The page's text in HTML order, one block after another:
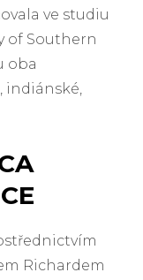
ve studiu
of Southern
oba
indiánské,
Richardem